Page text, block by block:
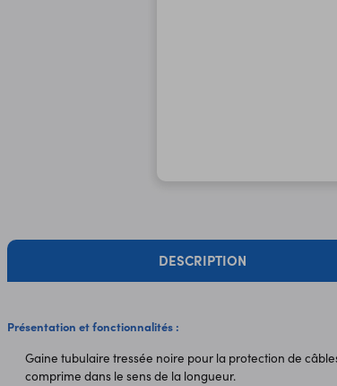
DESCRIPTION
Présentation et fonctionnalités :
Gaine tubulaire tressée noire pour la protection de
comprime dans le sens de la longueur.